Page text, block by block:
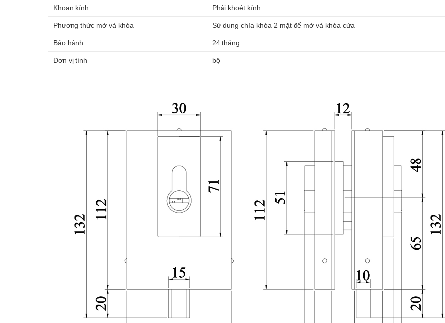
Khoan kính Phải khoét kính
Phương thức mở và khóa Sử dung chìa khóa 2 mặt để mở và khóa cửa
Bảo hành 24 tháng
Đơn vị tính bộ